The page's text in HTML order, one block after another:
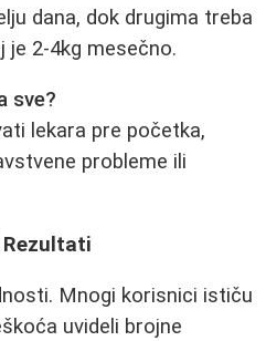
dana, dok drugima treba
je 2-4kg mesečno.
sve?
lekara pre početka,
probleme ili
Mnogi korisnici ističu
uvideli brojne